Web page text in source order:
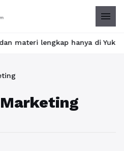
menu
lengkap hanya di